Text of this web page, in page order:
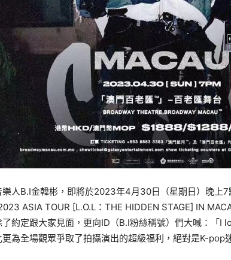
人B.I金韓彬，即將於2023年4月30日（星期日）晚上7
ASIA TOUR [L.O.L：THE HIDDEN STAGE] IN
約定跟大家見面，更向ID（B.I粉絲稱號）們大喊：「I
為全場觀眾爭取了拍攝演出的超級福利，絕對是K-pop